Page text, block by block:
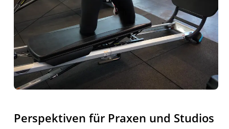
Perspektiven für Praxen und Studios